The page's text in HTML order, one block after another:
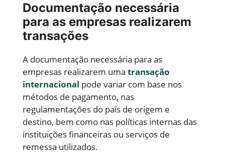
Documentação necessária
para as empresas realizarem
transações
A documentação necessária para as
empresas realizarem uma transação
internacional pode variar com base nos
métodos de pagamento, nas
regulamentações do país de origem e
destino, bem como nas políticas internas das
instituições financeiras ou serviços de
remessa utilizados.